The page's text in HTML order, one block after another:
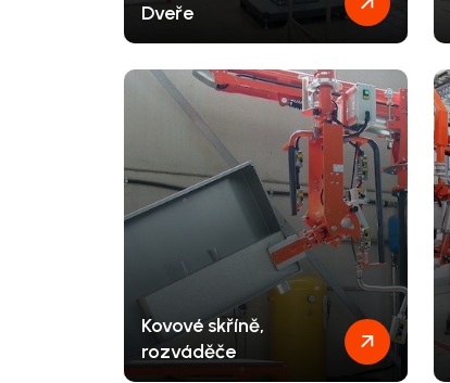
Dveře
Kovové skříně,
rozváděče